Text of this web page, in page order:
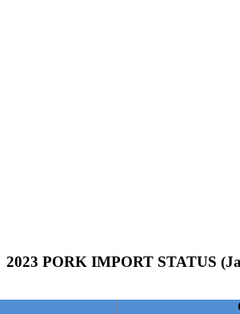
2023 PORK IMPORT STATUS